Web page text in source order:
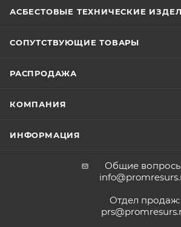
АСБЕСТОВЫЕ ТЕХНИЧЕСКИЕ
СОПУТСТВУЮЩИЕ ТОВАРЫ
РАСПРОДАЖА
КОМПАНИЯ
ИНФОРМАЦИЯ
Общие
Отдел продаж: